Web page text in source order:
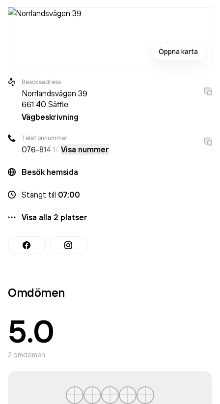
Öppna karta
Besöksadress
Norrlandsvägen 39
661 40 Säffle
Vägbeskrivning
Telefonnummer
076-814 10 Visa nummer
Besök hemsida
Stängt till 07:00
Visa alla 2 platser
Omdömen
5.0
2 omdömen